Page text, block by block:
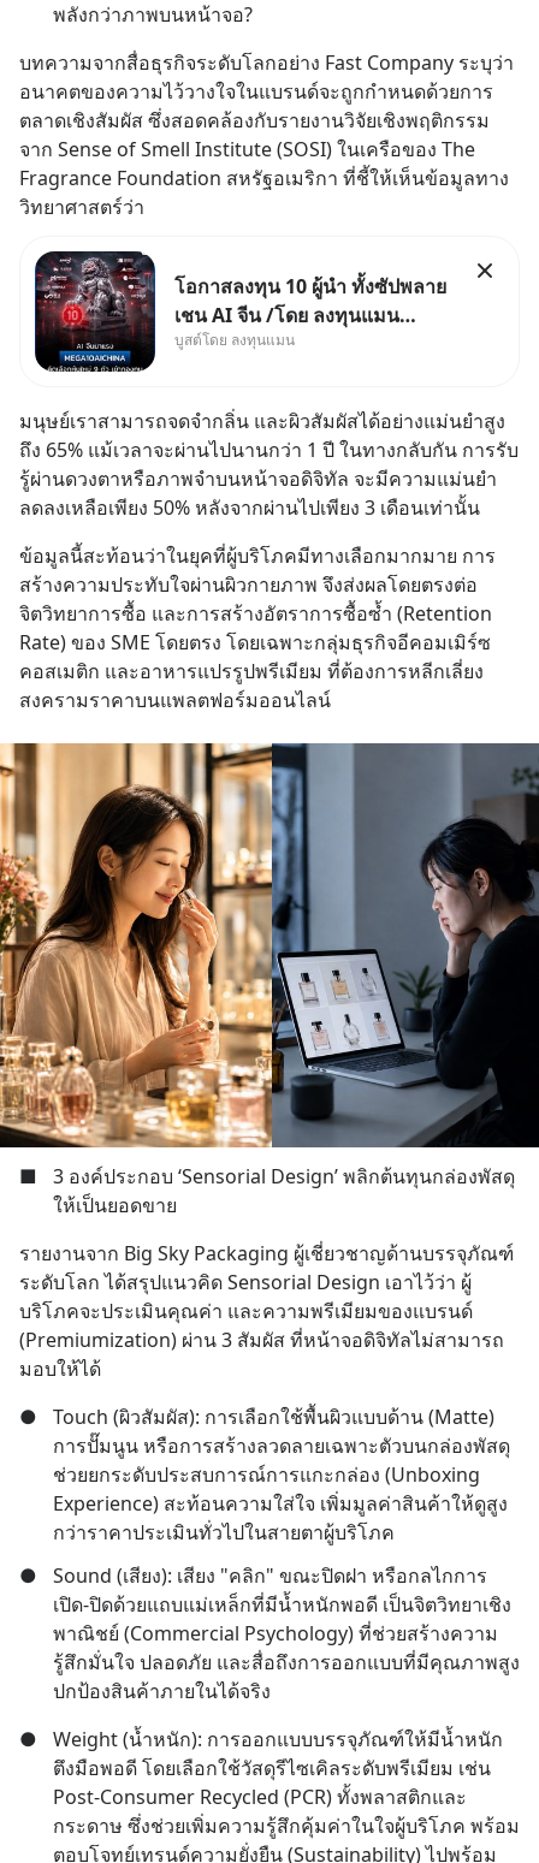
พลังกว่าภาพบนหน้าจอ?
บทความจากสื่อธุรกิจระดับโลกอย่าง Fast Company ระบุว่า
อนาคตของความไว้วางใจในแบรนด์จะถูกกำหนดด้วยการ
ตลาดเชิงสัมผัส ซึ่งสอดคล้องกับรายงานวิจัยเชิงพฤติกรรม
จาก Sense of Smell Institute (SOSI) ในเครือของ The
Fragrance Foundation สหรัฐอเมริกา ที่ชี้ให้เห็นข้อมูลทาง
วิทยาศาสตร์ว่า
โอกาสลงทุน 10 ผู้นำ ทั้งซัปพลาย
เชน AI จีน /โดย ลงทุนแมน
✅ลงทุนตรง คัด 10 ผู้นำเน้น ๆ ใน
เข้ากองทุน ✅ร่วมเป็นเจ้าของ
ผู้นำ AI จีน ตั้งแต่โรงงานผลิตชิป
หน่วยความจำ โมเดล
บูสต์โดย ลงทุนแมน
มนุษย์เราสามารถจดจำกลิ่น และผิวสัมผัสได้อย่างแม่นยำสูง
ถึง 65% แม้เวลาจะผ่านไปนานกว่า 1 ปี ในทางกลับกัน การรับ
รู้ผ่านดวงตาหรือภาพจำบนหน้าจอดิจิทัล จะมีความแม่นยำ
ลดลงเหลือเพียง 50% หลังจากผ่านไปเพียง 3 เดือนเท่านั้น
ข้อมูลนี้สะท้อนว่าในยุคที่ผู้บริโภคมีทางเลือกมากมาย การ
สร้างความประทับใจผ่านผิวกายภาพ จึงส่งผลโดยตรงต่อ
จิตวิทยาการซื้อ และการสร้างอัตราการซื้อซ้ำ (Retention
Rate) ของ SME โดยตรง โดยเฉพาะกลุ่มธุรกิจอีคอมเมิร์ซ
คอสเมติก และอาหารแปรรูปพรีเมียม ที่ต้องการหลีกเลี่ยง
สงครามราคาบนแพลตฟอร์มออนไลน์
■
3 องค์ประกอบ ‘Sensorial Design’ พลิกต้นทุนกล่องพัสดุ
ให้เป็นยอดขาย
รายงานจาก Big Sky Packaging ผู้เชี่ยวชาญด้านบรรจุภัณฑ์
ระดับโลก ได้สรุปแนวคิด Sensorial Design เอาไว้ว่า ผู้
บริโภคจะประเมินคุณค่า และความพรีเมียมของแบรนด์
(Premiumization) ผ่าน 3 สัมผัส ที่หน้าจอดิจิทัลไม่สามารถ
มอบให้ได้
●
Touch (ผิวสัมผัส): การเลือกใช้พื้นผิวแบบด้าน (Matte)
การปั๊มนูน หรือการสร้างลวดลายเฉพาะตัวบนกล่องพัสดุ
ช่วยยกระดับประสบการณ์การแกะกล่อง (Unboxing
Experience) สะท้อนความใส่ใจ เพิ่มมูลค่าสินค้าให้ดูสูง
กว่าราคาประเมินทั่วไปในสายตาผู้บริโภค
●
Sound (เสียง): เสียง "คลิก" ขณะปิดฝา หรือกลไกการ
เปิด-ปิดด้วยแถบแม่เหล็กที่มีน้ำหนักพอดี เป็นจิตวิทยาเชิง
พาณิชย์ (Commercial Psychology) ที่ช่วยสร้างความ
รู้สึกมั่นใจ ปลอดภัย และสื่อถึงการออกแบบที่มีคุณภาพสูง
ปกป้องสินค้าภายในได้จริง
●
Weight (น้ำหนัก): การออกแบบบรรจุภัณฑ์ให้มีน้ำหนัก
ตึงมือพอดี โดยเลือกใช้วัสดุรีไซเคิลระดับพรีเมียม เช่น
Post-Consumer Recycled (PCR) ทั้งพลาสติกและ
กระดาษ ซึ่งช่วยเพิ่มความรู้สึกคุ้มค่าในใจผู้บริโภค พร้อม
ตอบโจทย์เทรนด์ความยั่งยืน (Sustainability) ไปพร้อม